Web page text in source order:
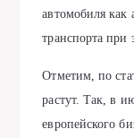
автомобиля как
транспорта при
Отметим, по
растут. Так, в
европейского